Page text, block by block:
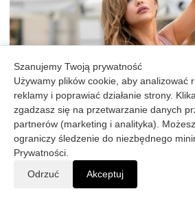
Szanujemy Twoją prywatność
Używamy plików cookie, aby analizować
reklamy i poprawiać działanie strony.
zgadzasz się na przetwarzanie danych
partnerów (marketing i analityka).
ograniczy śledzenie do niezbędnego
Prywatności
Odrzuć
Akceptuj